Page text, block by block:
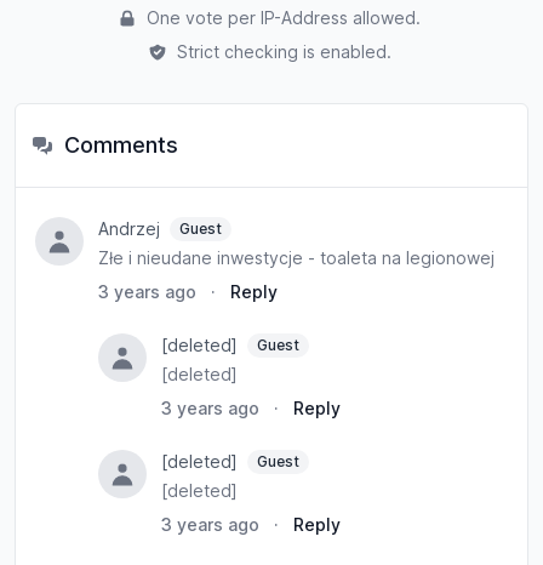
One vote per IP-Address allowed.
Strict checking is enabled.
Comments
Andrzej Guest
Złe i nieudane inwestycje - toaleta na legionowej
3 years ago
· Reply
[deleted] Guest
[deleted]
3 years ago
· Reply
[deleted] Guest
[deleted]
3 years ago
· Reply